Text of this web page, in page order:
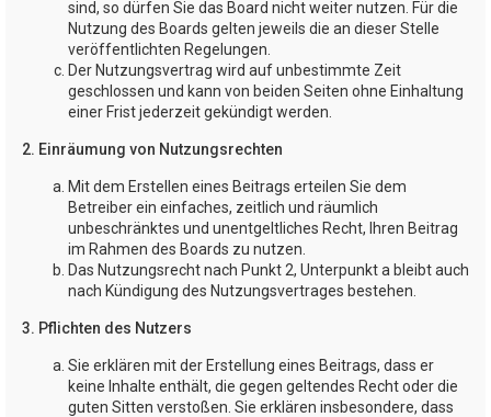
sind, so dürfen Sie das Board nicht weiter nutzen. Für die
Nutzung des Boards gelten jeweils die an dieser Stelle
veröffentlichten Regelungen.
Der Nutzungsvertrag wird auf unbestimmte Zeit
geschlossen und kann von beiden Seiten ohne Einhaltung
einer Frist jederzeit gekündigt werden.
2. Einräumung von Nutzungsrechten
Mit dem Erstellen eines Beitrags erteilen Sie dem
Betreiber ein einfaches, zeitlich und räumlich
unbeschränktes und unentgeltliches Recht, Ihren Beitrag
im Rahmen des Boards zu nutzen.
Das Nutzungsrecht nach Punkt 2, Unterpunkt a bleibt auch
nach Kündigung des Nutzungsvertrages bestehen.
3. Pflichten des Nutzers
Sie erklären mit der Erstellung eines Beitrags, dass er
keine Inhalte enthält, die gegen geltendes Recht oder die
guten Sitten verstoßen. Sie erklären insbesondere, dass